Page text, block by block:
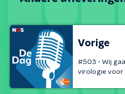
Vorige
#503 - Wij
virologie voor